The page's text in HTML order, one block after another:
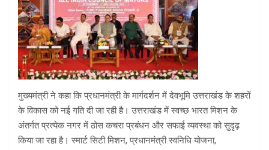
मुख्यमंत्री ने कहा कि प्रधानमंत्री के मार्गदर्शन में देवभूमि उत्तराखंड के शहरों
के विकास को नई गति दी जा रही है। उत्तराखंड में स्वच्छ भारत मिशन के
अंतर्गत प्रत्येक नगर में ठोस कचरा प्रबंधन और सफाई व्यवस्था को सुदृढ़
किया जा रहा है। स्मार्ट सिटी मिशन, प्रधानमंत्री स्वनिधि योजना,